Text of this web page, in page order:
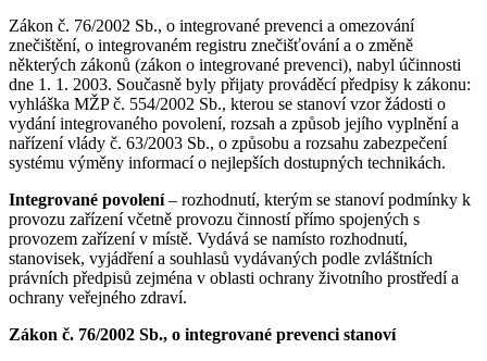
Zákon č. 76/2002 Sb., o integrované prevenci a omezování
znečištění, o integrovaném registru znečišťování a o změně
některých zákonů (zákon o integrované prevenci), nabyl účinnosti
dne 1. 1. 2003. Současně byly přijaty prováděcí předpisy k zákonu:
vyhláška MŽP č. 554/2002 Sb., kterou se stanoví vzor žádosti o
vydání integrovaného povolení, rozsah a způsob jejího vyplnění a
nařízení vlády č. 63/2003 Sb., o způsobu a rozsahu zabezpečení
systému výměny informací o nejlepších dostupných technikách.
Integrované povolení– rozhodnutí, kterým se stanoví podmínky k
provozu zařízení včetně provozu činností přímo spojených s
provozem zařízení v místě. Vydává se namísto rozhodnutí,
stanovisek, vyjádření a souhlasů vydávaných podle zvláštních
právních předpisů zejména v oblasti ochrany životního prostředí a
ochrany veřejného zdraví.
Zákon č. 76/2002 Sb., o integrované prevenci stanoví